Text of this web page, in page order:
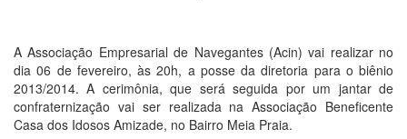
A Associação Empresarial de Navegantes (Acin) vai realizar no
dia 06 de fevereiro, às 20h, a posse da diretoria para o biênio
2013/2014. A cerimônia, que será seguida por um jantar de
confraternização vai ser realizada na Associação Beneficente
Casa dos Idosos Amizade, no Bairro Meia Praia.